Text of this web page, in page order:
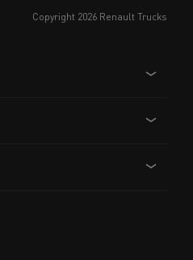
copyright 2026 Renault Trucks